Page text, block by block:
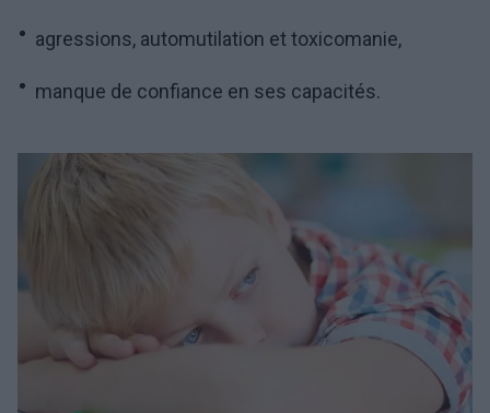
agressions, automutilation et toxicomanie,
manque de confiance en ses capacités.